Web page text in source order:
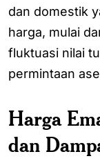
dan domestik
harga, mulai
fluktuasi nilai
permintaan
Harga
dan